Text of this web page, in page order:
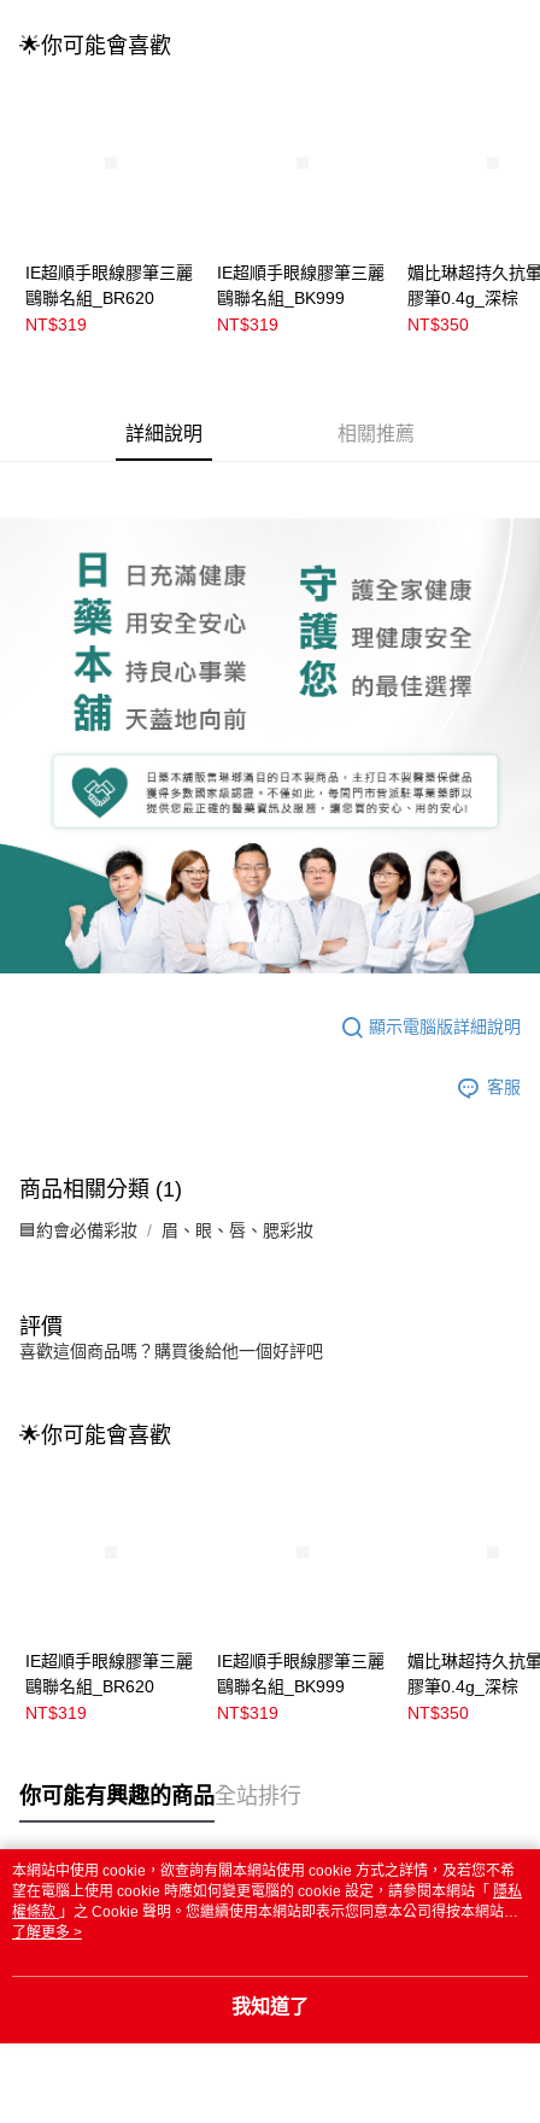
2.透過簡訊連結打開帳單後，可選擇「超商條碼／台灣大直營門市／銀行轉
帳／街口支付／iPASS MONEY」等通路繳費。
7-11取貨付款
宅配(離島)
每筆NT$300，滿NT$3,000(含以上)免運費
🌟你可能會喜歡
IE超順手眼線膠筆三麗
鷗聯名組_BR620
NT$319
IE超順手眼線膠筆三麗
鷗聯名組_BK999
NT$319
媚比琳超持久抗
膠筆0.4g_深棕
NT$350
詳細說明 相關推薦
顯示電腦版詳細說明
客服
商品相關分類 (1)
🟦約會必備彩妝 眉、眼、唇、腮彩妝
評價
喜歡這個商品嗎？購買後給他一個好評吧
🌟你可能會喜歡
IE超順手眼線膠筆三麗
鷗聯名組_BR620
NT$319
IE超順手眼線膠筆三麗
鷗聯名組_BK999
NT$319
媚比琳超持久抗
膠筆0.4g_深棕
NT$350
你可能有興趣的商品全站排行
熱門標籤
本網站中使用 cookie，欲查詢有關本網站使用 cookie 方式之詳情，及若您不希
望在電腦上使用 cookie 時應如何變更電腦的 cookie 設定，請參閱本網站「 隱私
權條款 」之 Cookie 聲明。您繼續使用本網站即表示您同意本公司得按本網站使
用條款之 Cookie 聲明使用 cookie。
了解更多 >
我知道了